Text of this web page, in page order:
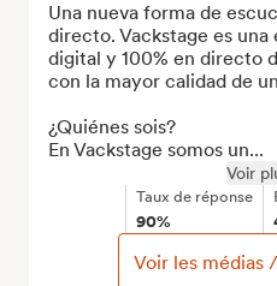
Una nueva forma de
directo. Vackstage es una
digital y 100% en directo
con la mayor calidad de
¿Quiénes sois?
En Vackstage somos un...
Voir
Taux de réponse
90%
Voir les médias